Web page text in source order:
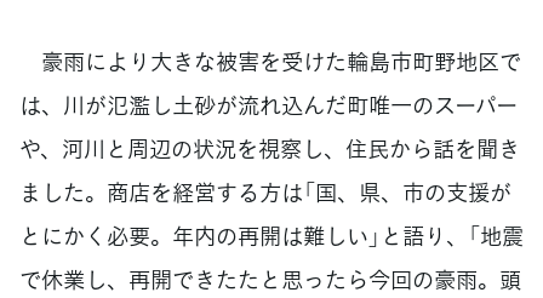
豪雨により大きな被害を受けた輪島市町野地区で
は、川が氾濫し土砂が流れ込んだ町唯一のスーパー
や、河川と周辺の状況を視察し、住民から話を聞き
ました。商店を経営する方は「国、県、市の支援が
とにかく必要。年内の再開は難しい」と語り、「地震
で休業し、再開できたたと思ったら今回の豪雨。頭